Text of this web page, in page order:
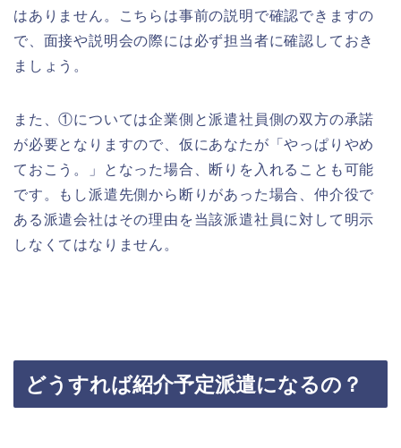
はありません。こちらは事前の説明で確認できますの
で、面接や説明会の際には必ず担当者に確認しておき
ましょう。
また、①については企業側と派遣社員側の双方の承諾
が必要となりますので、仮にあなたが「やっぱりやめ
ておこう。」となった場合、断りを入れることも可能
です。もし派遣先側から断りがあった場合、仲介役で
ある派遣会社はその理由を当該派遣社員に対して明示
しなくてはなりません。
どうすれば紹介予定派遣になるの？